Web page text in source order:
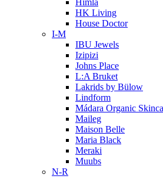
Himla
HK Living
House Doctor
I-M
IBU Jewels
Izipizi
Johns Place
L:A Bruket
Lakrids by Bülow
Lindform
Mádara Organic
Maileg
Maison Belle
Maria Black
Meraki
Muubs
N-R